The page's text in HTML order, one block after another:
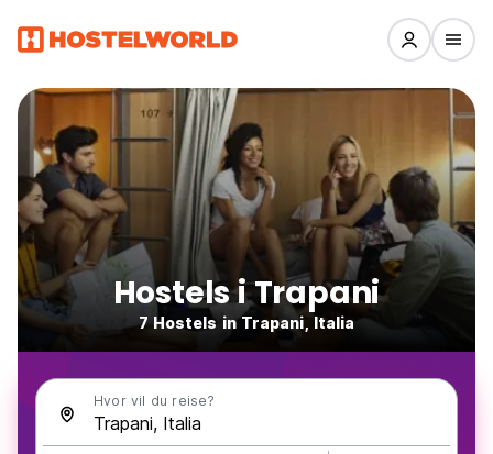
Hostels i Trapani
7 Hostels in Trapani, Italia
Hvor vil du reise?